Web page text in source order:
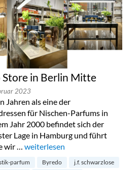
Store in Berlin Mitte
2023
Jahren als eine der
für Nischen-Parfums in
Jahr 2000 befindet sich der
Lage in Hamburg und führt
wir … „Lubner Pop Up Store in Berlin
weiterlesen
parfum Byredo j.f. schwarzlose